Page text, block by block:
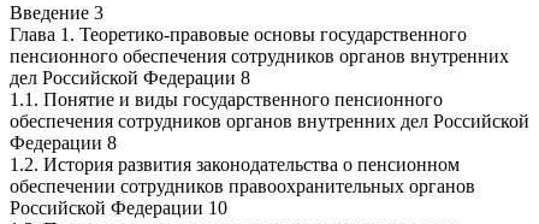
Введение 3
Глава 1. Теоретико-правовые основы государственного
пенсионного обеспечения сотрудников органов внутренних
дел Российской Федерации 8
1.1. Понятие и виды государственного пенсионного
обеспечения сотрудников органов внутренних дел Российской
Федерации 8
1.2. История развития законодательства о пенсионном
обеспечении сотрудников правоохранительных органов
Российской Федерации 10